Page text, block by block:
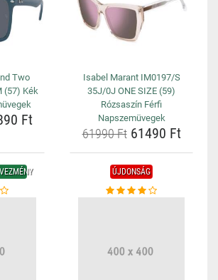
Two
(57) Kék
Ft
Isabel Marant IM0197/S
35J/0J ONE SIZE (59)
Rózsaszín Férfi
Napszemüvegek
61990 Ft61490 Ft
ÚJDONSÁG